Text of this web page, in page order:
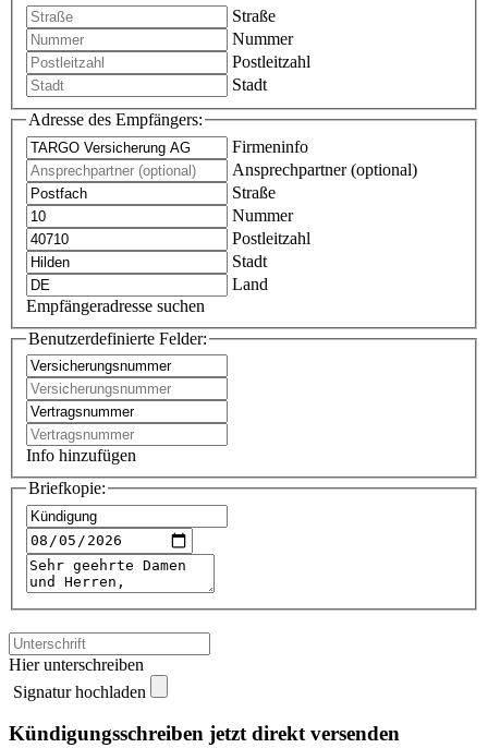
Straße
Nummer
Postleitzahl
Stadt
Adresse des Empfängers:
Firmeninfo
Ansprechpartner (optional)
Straße
Nummer
Postleitzahl
Stadt
Land
Empfängeradresse suchen
Benutzerdefinierte Felder:
Info hinzufügen
Briefkopie:
Hier unterschreiben
Signatur hochladen
Kündigungsschreiben jetzt direkt versenden